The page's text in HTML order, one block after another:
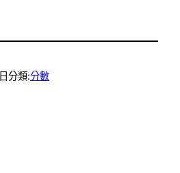
分類:分數